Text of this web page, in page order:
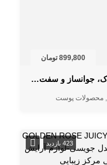
899,800 تومان
سرم لیفتینگ صورت سبیکتا | ضد چروک، جوانساز و سفت‌کننده پوست
محصولات پوست
423 بازدید